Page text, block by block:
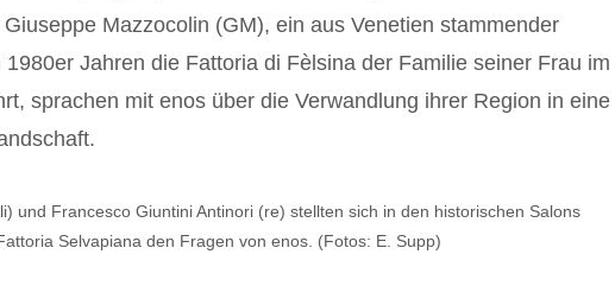
Mazzocolin (GM), ein aus Venetien stammender
1980er Jahren die Fattoria di Fèlsina der Familie seiner Frau im
sprachen mit enos über die Verwandlung ihrer Region in eine
und Francesco Giuntini Antinori (re) stellten sich in den historischen Salons
Selvapiana den Fragen von enos. (Fotos: E. Supp)